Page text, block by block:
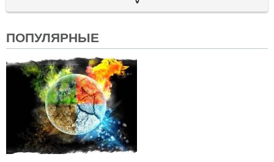
ПОПУЛЯРНЫЕ